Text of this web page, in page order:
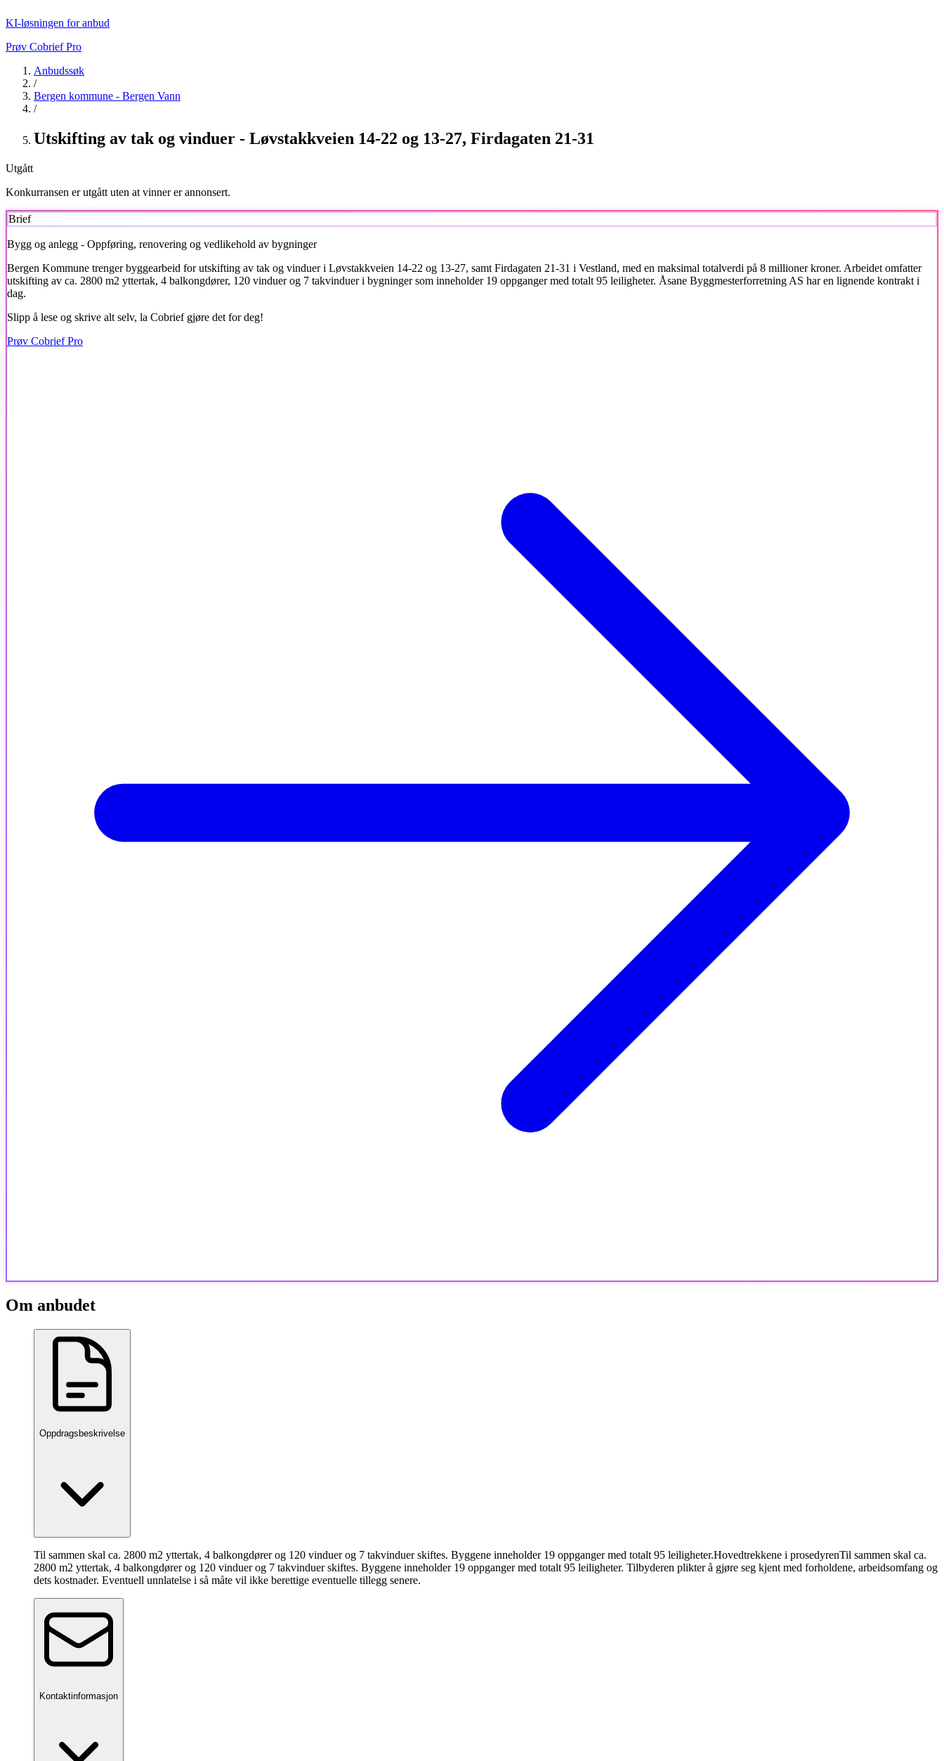
KI-løsningen for anbud
Prøv Cobrief Pro
Anbudssøk
/
Bergen kommune - Bergen Vann
/
Utskifting av tak og vinduer - Løvstakkveien 14-22 og 13-27, Firdagaten 21-31
Utgått
Konkurransen er utgått uten at vinner er annonsert.
Brief
Bygg og anlegg - Oppføring, renovering og vedlikehold av bygninger
Bergen Kommune trenger byggearbeid for utskifting av tak og vinduer i Løvstakkveien 14-22 og 13-27, samt Firdagaten 21-31 i Vestland, med en maksimal totalverdi på 8 millioner kroner. Arbeidet omfatter
utskifting av ca. 2800 m2 yttertak, 4 balkongdører, 120 vinduer og 7 takvinduer i bygninger som inneholder 19 oppganger med totalt 95 leiligheter. Åsane Byggmesterforretning AS har en lignende kontrakt i
dag.
Slipp å lese og skrive alt selv, la Cobrief gjøre det for deg!
Prøv Cobrief Pro
Om anbudet
Oppdragsbeskrivelse
Til sammen skal ca. 2800 m2 yttertak, 4 balkongdører og 120 vinduer og 7 takvinduer skiftes. Byggene inneholder 19 oppganger med totalt 95 leiligheter.Hovedtrekkene i prosedyrenTil sammen skal ca.
2800 m2 yttertak, 4 balkongdører og 120 vinduer og 7 takvinduer skiftes. Byggene inneholder 19 oppganger med totalt 95 leiligheter. Tilbyderen plikter å gjøre seg kjent med forholdene, arbeidsomfang og
dets kostnader. Eventuell unnlatelse i så måte vil ikke berettige eventuelle tillegg senere.
Kontaktinformasjon